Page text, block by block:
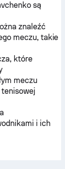
są
znaleźć
meczu, takie
które
meczu
i ich